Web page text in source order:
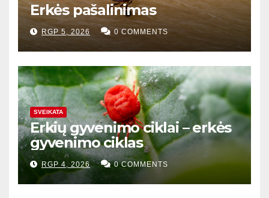
Erkės pašalinimas
RGP 5, 2026 0 COMMENTS
SVEIKATA
Erkių gyvenimo ciklai – erkės
gyvenimo ciklas
RGP 4, 2026 0 COMMENTS